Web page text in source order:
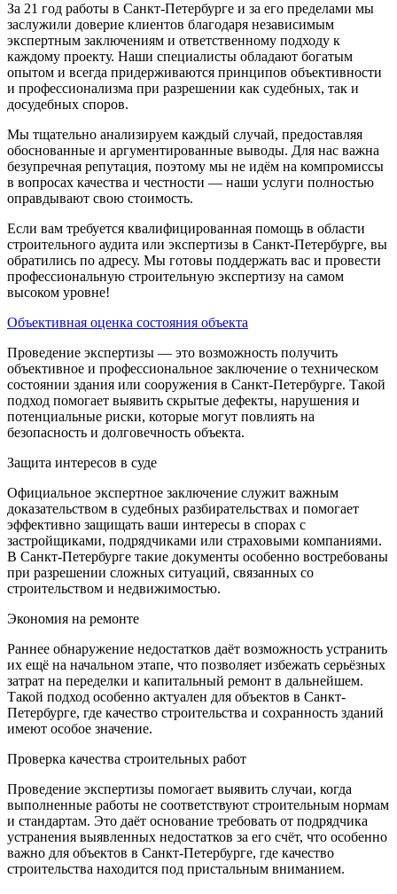
За 21 год работы в Санкт-Петербурге и за его пределами мы
заслужили доверие клиентов благодаря независимым
экспертным заключениям и ответственному подходу к
каждому проекту. Наши специалисты обладают богатым
опытом и всегда придерживаются принципов объективности
и профессионализма при разрешении как судебных, так и
досудебных споров.
Мы тщательно анализируем каждый случай, предоставляя
обоснованные и аргументированные выводы. Для нас важна
безупречная репутация, поэтому мы не идём на компромиссы
в вопросах качества и честности — наши услуги полностью
оправдывают свою стоимость.
Если вам требуется квалифицированная помощь в области
строительного аудита или экспертизы в Санкт-Петербурге, вы
обратились по адресу. Мы готовы поддержать вас и провести
профессиональную строительную экспертизу на самом
высоком уровне!
Объективная оценка состояния объекта
Проведение экспертизы — это возможность получить
объективное и профессиональное заключение о техническом
состоянии здания или сооружения в Санкт-Петербурге. Такой
подход помогает выявить скрытые дефекты, нарушения и
потенциальные риски, которые могут повлиять на
безопасность и долговечность объекта.
Защита интересов в суде
Официальное экспертное заключение служит важным
доказательством в судебных разбирательствах и помогает
эффективно защищать ваши интересы в спорах с
застройщиками, подрядчиками или страховыми компаниями.
В Санкт-Петербурге такие документы особенно востребованы
при разрешении сложных ситуаций, связанных со
строительством и недвижимостью.
Экономия на ремонте
Раннее обнаружение недостатков даёт возможность устранить
их ещё на начальном этапе, что позволяет избежать серьёзных
затрат на переделки и капитальный ремонт в дальнейшем.
Такой подход особенно актуален для объектов в Санкт-
Петербурге, где качество строительства и сохранность зданий
имеют особое значение.
Проверка качества строительных работ
Проведение экспертизы помогает выявить случаи, когда
выполненные работы не соответствуют строительным нормам
и стандартам. Это даёт основание требовать от подрядчика
устранения выявленных недостатков за его счёт, что особенно
важно для объектов в Санкт-Петербурге, где качество
строительства находится под пристальным вниманием.